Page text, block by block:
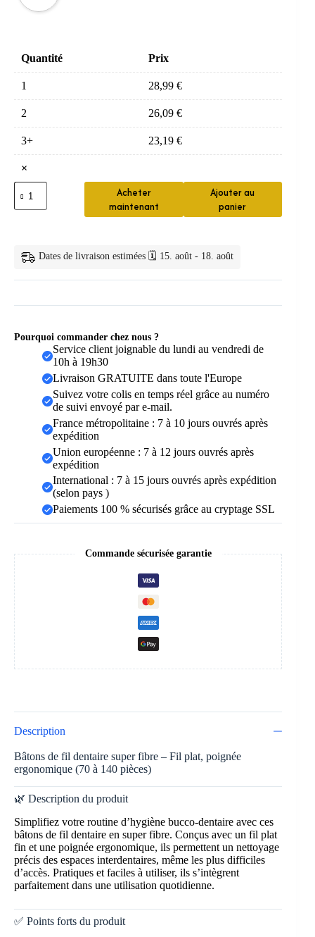
Quantité Prix
1 28,99 €
2 26,09 €
3+ 23,19 €
×
quantité
de
Bâtons
super
Acheter
maintenant
Ajouter au
panier
Dates de livraison estimées 🗓️ 15. août - 18. août
Pourquoi commander chez nous ?
Service client joignable du lundi au vendredi de
10h à 19h30
Livraison GRATUITE dans toute l'Europe
Suivez votre colis en temps réel grâce au numéro
de suivi envoyé par e-mail.
France métropolitaine : 7 à 10 jours ouvrés après
expédition
Union européenne : 7 à 12 jours ouvrés après
expédition
International : 7 à 15 jours ouvrés après expédition
(selon pays )
Paiements 100 % sécurisés grâce au cryptage SSL
Commande sécurisée garantie
Description
Bâtons de fil dentaire super fibre – Fil plat, poignée
ergonomique (70 à 140 pièces)
🌿 Description du produit
Simplifiez votre routine d’hygiène bucco-dentaire avec ces
bâtons de fil dentaire en super fibre. Conçus avec un fil plat
fin et une poignée ergonomique, ils permettent un nettoyage
précis des espaces interdentaires, même les plus difficiles
d’accès. Pratiques et faciles à utiliser, ils s’intègrent
parfaitement dans une utilisation quotidienne.
✅ Points forts du produit